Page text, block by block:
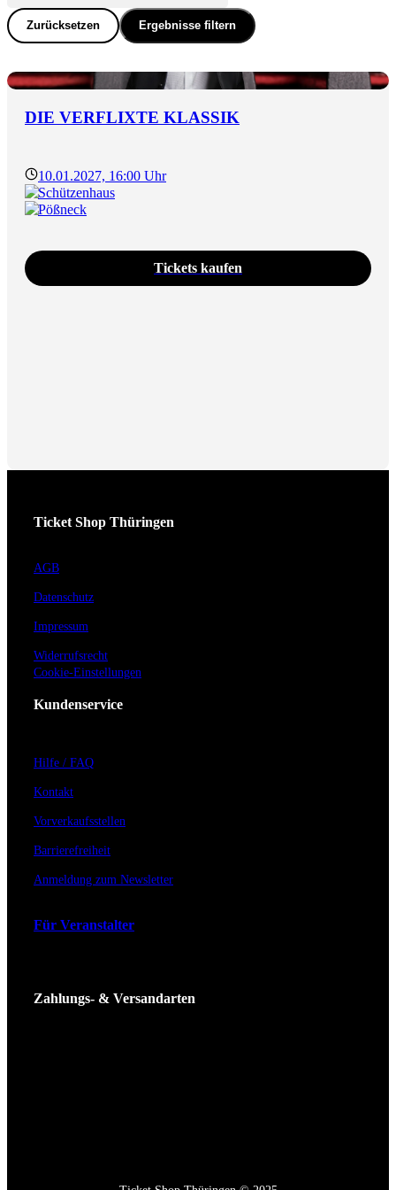
Zurücksetzen Ergebnisse filtern
DIE VERFLIXTE KLASSIK
10.01.2027, 16:00 Uhr
Schützenhaus
Pößneck
Tickets kaufen
Ticket Shop Thüringen
AGB
Datenschutz
Impressum
Widerrufsrecht
Cookie-Einstellungen
Kundenservice
Hilfe / FAQ
Kontakt
Vorverkaufsstellen
Barrierefreiheit
Anmeldung zum Newsletter
Für Veranstalter
Zahlungs- & Versandarten